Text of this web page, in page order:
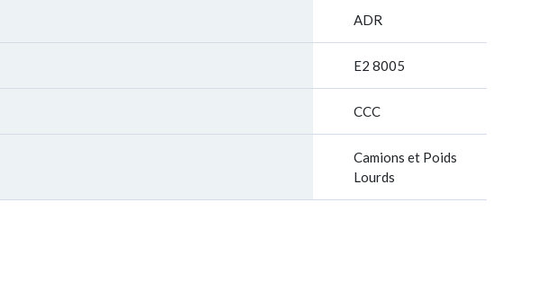
ADR
E2 8005
CCC
Camions et Poids
Lourds